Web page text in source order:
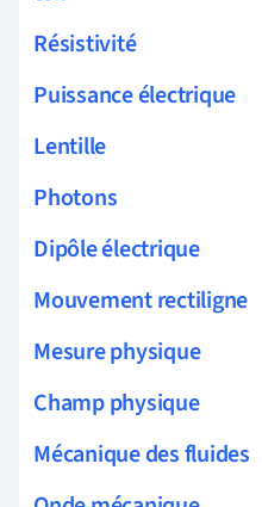
Résistivité
Puissance électrique
Lentille
Photons
Dipôle électrique
Mouvement rectiligne
Mesure physique
Champ physique
Mécanique des fluides